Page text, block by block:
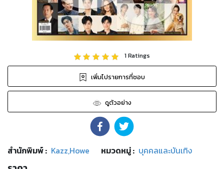
1Ratings
เพิ่มไปรายการที่ชอบ
ดูตัวอย่าง
สำนักพิมพ์: Kazz,Howe หมวดหมู่: บุคคลและบันเทิง